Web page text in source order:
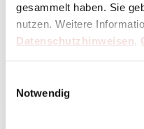
gesammelt haben. Sie
nutzen. Weitere
Datenschutzhinweisen,
Notwendig